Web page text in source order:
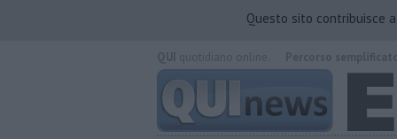
Questo sito contribuisce